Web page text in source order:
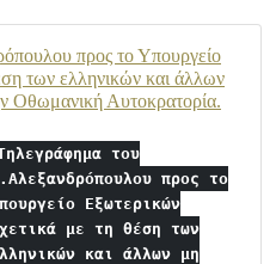
προς το Υπουργείο
των ελληνικών και άλλων
Οθωμανική Αυτοκρατορία.
του
προς το
Εξωτερικών
με τη θέση των
και άλλων μη